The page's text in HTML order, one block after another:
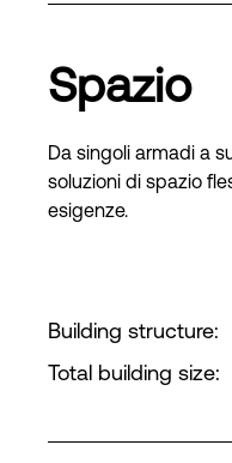
Spazio
Da singoli armadi a
soluzioni di spazio
esigenze.
Building structure:
Total building size: